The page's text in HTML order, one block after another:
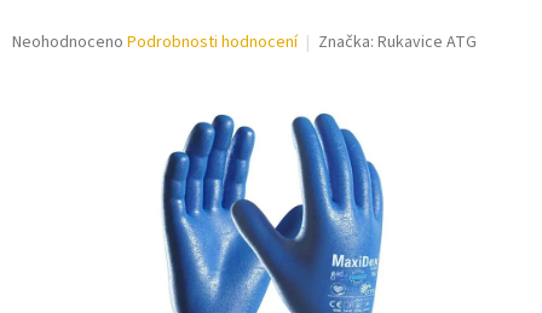
Průměrné
Neohodnoceno Podrobnosti hodnocení Značka: Rukavice ATG